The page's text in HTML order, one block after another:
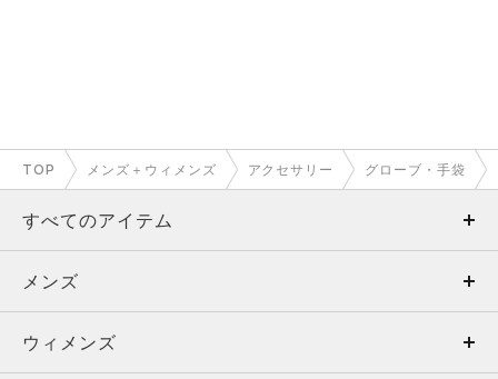
TOP メンズ＋ウィメンズ アクセサリー グローブ・手袋
すべてのアイテム
メンズ
ウィメンズ
メンズ
トップス
ウィメンズ